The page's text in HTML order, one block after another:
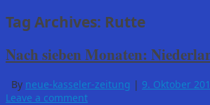
Tag Archives: Rutte
Nach sieben Monaten:
By neue-kasseler-zeitung | 9. Oktober
Leave a comment